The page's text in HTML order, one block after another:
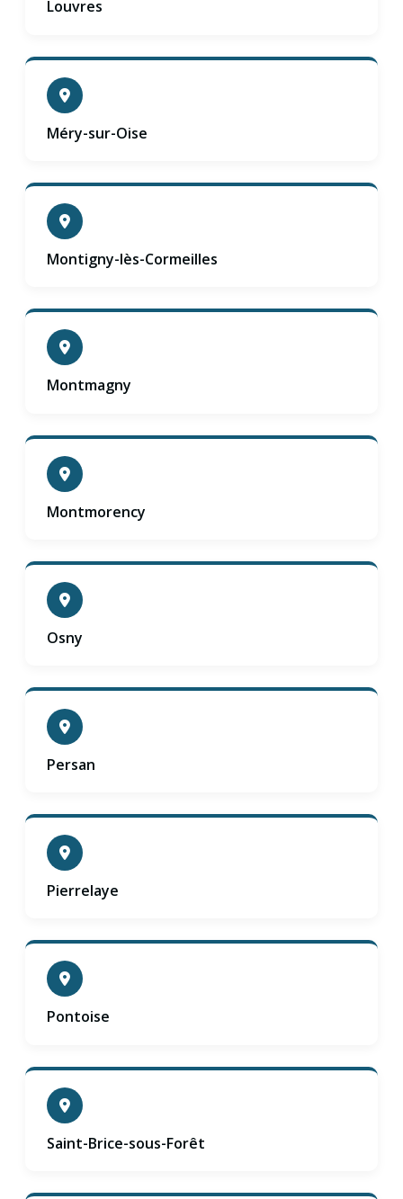
Louvres
Méry-sur-Oise
Montigny-lès-Cormeilles
Montmagny
Montmorency
Osny
Persan
Pierrelaye
Pontoise
Saint-Brice-sous-Forêt